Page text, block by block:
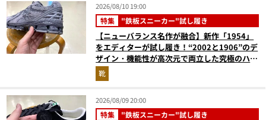
2026/08/10 19:00
特集 "鉄板スニーカー"試し履き
【ニューバランス名作が融合】新作「1954」
をエディターが試し履き！“2002と1906”のデ
ザイン・機能性が高次元で両立した究極のハイ
ブリッドスニーカー
靴
2026/08/09 20:00
特集 "鉄板スニーカー"試し履き